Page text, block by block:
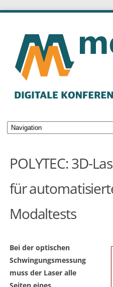
POLYTEC: 3D-
für
Modaltests
Bei der optischen
Schwingungsmessung
muss der Laser alle
Seiten eines